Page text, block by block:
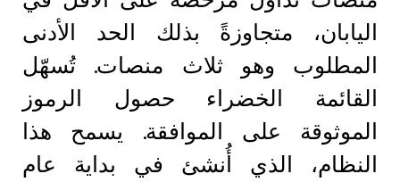
اليابان، متجاوزةً بذلك الحد الأدنى
المطلوب وهو ثلاث منصات. تُسهّل
القائمة الخضراء حصول الرموز
الموثوقة على الموافقة. يسمح هذا
النظام، الذي أُنشئ في بداية عام